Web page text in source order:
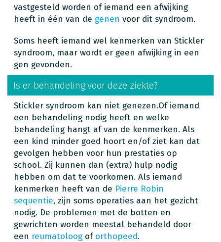
vastgesteld worden of iemand een afwijking
heeft in één van de genen voor dit syndroom.
Soms heeft iemand wel kenmerken van Stickler
syndroom, maar wordt er geen afwijking in een
gen gevonden.
Is er behandeling voor deze ziekte?
Stickler syndroom kan niet genezen.Of iemand
een behandeling nodig heeft en welke
behandeling hangt af van de kenmerken. Als
een kind minder goed hoort en/of ziet kan dat
gevolgen hebben voor hun prestaties op
school. Zij kunnen dan (extra) hulp nodig
hebben om dat te voorkomen. Als iemand
kenmerken heeft van de Pierre Robin
sequentie, zijn soms operaties aan het gezicht
nodig. De problemen met de botten en
gewrichten worden meestal behandeld door
een reumatoloog of orthopeed.